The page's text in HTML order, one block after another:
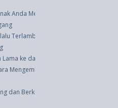
Anda Menatap Seseorang dengan
Terlambat
ke dalam Lemari Anda
Mengembalikan Kelembapannya
dan Berkilai